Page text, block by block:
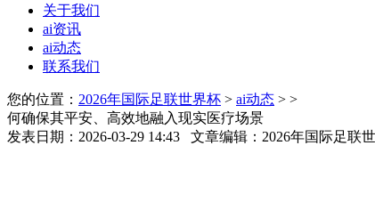
关于我们
ai资讯
ai动态
联系我们
您的位置： 2026年国际足联世界杯 > ai动态 > >
何确保其平安、高效地融入现实医疗场景
发表日期：2026-03-29 14:43 文章编辑：2026年国际足